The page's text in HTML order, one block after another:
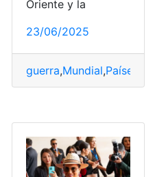
Oriente y la
23/06/2025
guerra,Mundial,Países